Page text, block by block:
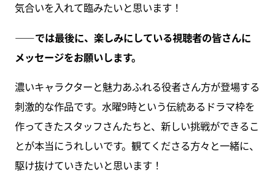
気合いを入れて臨みたいと思います！
――では最後に、楽しみにしている視聴者の皆さんに
メッセージをお願いします。
濃いキャラクターと魅力あふれる役者さん方が登場する
刺激的な作品です。水曜9時という伝統あるドラマ枠を
作ってきたスタッフさんたちと、新しい挑戦ができるこ
とが本当にうれしいです。観てくださる方々と一緒に、
駆け抜けていきたいと思います！